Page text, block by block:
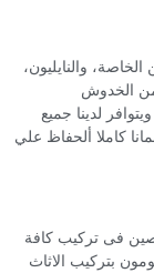
والنايليون،
من الخدوش
لدينا جميع
كاملا ألحفاظ علي
فى تركيب كافة
بتركيب الاثاث